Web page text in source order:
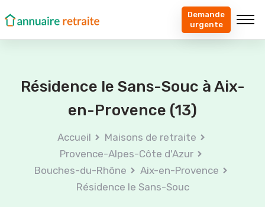
Demande
urgente
Résidence le Sans-Souc à Aix-
en-Provence (13)
Accueil
Maisons de retraite
Provence-Alpes-Côte d'Azur
Bouches-du-Rhône
Aix-en-Provence
Résidence le Sans-Souc